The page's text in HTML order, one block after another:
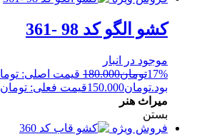
کشو الگو کد 98 -361
موجود در انبار
17%تومان180.000
بود.تومان150.000قیمت فعلی: تومان150.000.
میراث هنر
بستن
فروش ویژه